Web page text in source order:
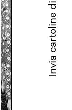
Invia cartoline di Klimt